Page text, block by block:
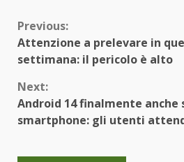
Continue
Reading
Previous:
Attenzione a prelevare in
settimana: il pericolo è alto
Next:
Android 14 finalmente anche
smartphone: gli utenti